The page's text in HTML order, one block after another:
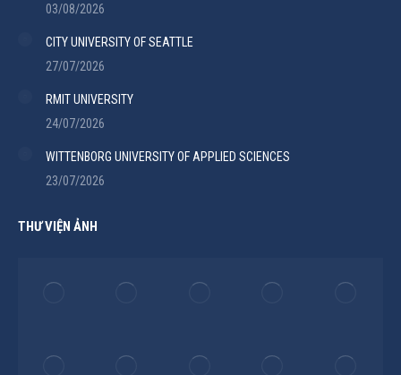
03/08/2026
CITY UNIVERSITY OF SEATTLE
27/07/2026
RMIT UNIVERSITY
24/07/2026
WITTENBORG UNIVERSITY OF APPLIED SCIENCES
23/07/2026
THƯ VIỆN ẢNH